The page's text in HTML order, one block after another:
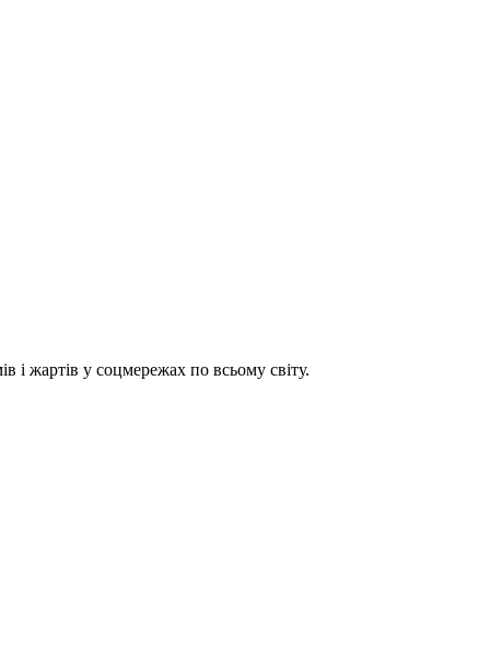
і жартів у соцмережах по всьому світу.